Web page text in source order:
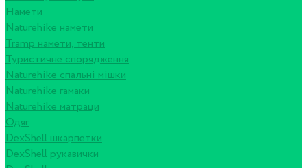
Намети
Naturehike намети
Tramp намети, тенти
Туристичне спорядження
Naturehike спальні мішки
Naturehike гамаки
Naturehike матраци
Одяг
DexShell шкарпетки
DexShell рукавички